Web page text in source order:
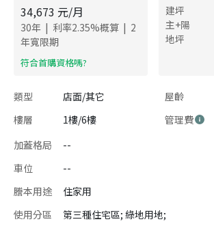
34,673 元/月
30年 | 利率2.35%概算 | 2
年寬限期
​符合首購資格嗎?
建坪
主+陽
地坪
類型 店面/其它 屋齡
樓層
1樓/6樓 管理費
加蓋格局
--
車位
--
謄本用途
住家用
使用分區
第三種住宅區; 綠地用地;